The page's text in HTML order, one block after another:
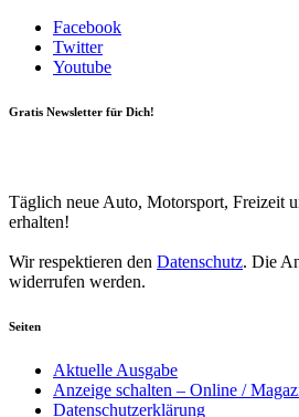
Facebook
Twitter
Youtube
Gratis Newsletter für Dich!
Täglich neue Auto, Motorsport, Freizeit
erhalten!
Wir respektieren den Datenschutz. Die
widerrufen werden.
Seiten
Aktuelle Ausgabe
Anzeige schalten – Online /
Datenschutzerklärung